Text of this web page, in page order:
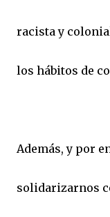
racista y
los hábitos de
Además, y por
solidarizarnos